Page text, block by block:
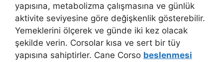
yapısına, metabolizma çalışmasına ve günlük
aktivite seviyesine göre değişkenlik gösterebilir.
Yemeklerini ölçerek ve günde iki kez olacak
şekilde verin. Corsolar kısa ve sert bir tüy
yapısına sahiptirler. Cane Corso beslenmesi